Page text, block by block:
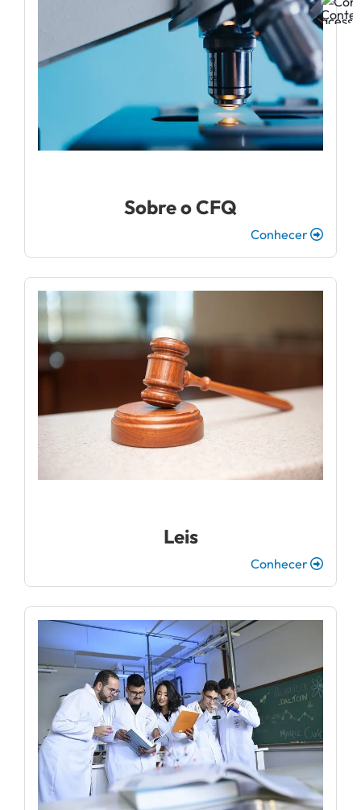
Sobre o CFQ
Conhecer
Leis
Conhecer